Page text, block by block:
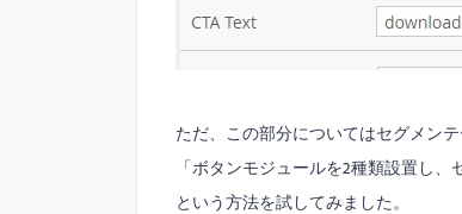
ただ、この部分についてはセグメン
「ボタンモジュールを2種類設置し
という方法を試してみました。